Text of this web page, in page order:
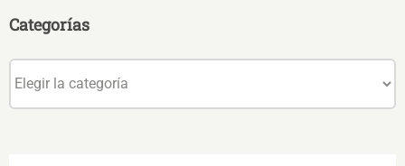
Categorías